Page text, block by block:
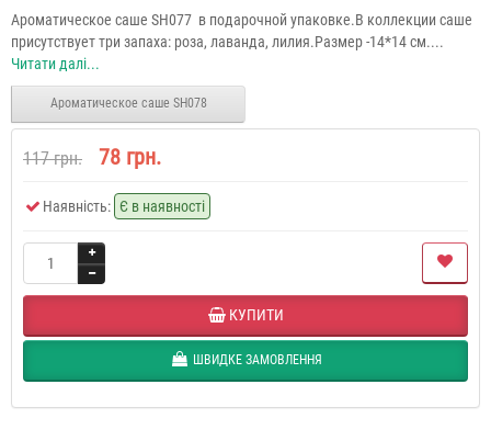
Ароматическое саше SH077 в подарочной упаковке.В коллекции саше
присутствует три запаха: роза, лаванда, лилия.Размер -14*14 см....
Читати далі...
Ароматическое саше SH078
117 грн. 78 грн.
Наявність: Є в наявності
КУПИТИ
ШВИДКЕ ЗАМОВЛЕННЯ